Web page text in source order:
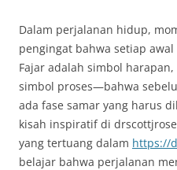
Dalam perjalanan hidup,
pengingat bahwa setiap
Fajar adalah simbol
simbol proses—bahwa
ada fase samar yang harus
kisah inspiratif di
yang tertuang dalam https://
belajar bahwa perjalanan